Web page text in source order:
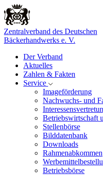
Zentralverband des Deutschen
Bäckerhandwerks e. V.
Der Verband
Aktuelles
Zahlen & Fakten
Service
Imageförderung
Nachwuchs- und
Betriebswirtschaft
Stellenbörse
Bilddatenbank
Downloads
Rahmenabkommen
Betriebsbörse